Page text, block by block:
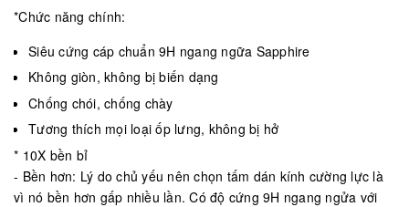
*Chức năng chính:
Siêu cứng cáp chuẩn 9H ngang ngữa Sapphire
Không giòn, không bị biến dạng
Chống chói, chống chày
Tương thích mọi loại ốp lưng, không bị hở
* 10X bền bỉ
- Bền hơn: Lý do chủ yếu nên chọn tấm dán kính cường lực là
vì nó bền hơn gấp nhiều lần. Có độ cứng 9H ngang ngửa với